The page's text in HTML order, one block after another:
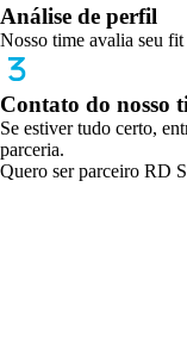
Análise de perfil
Nosso time avalia seu
Contato do nosso
Se estiver tudo certo,
parceria.
Quero ser parceiro RD